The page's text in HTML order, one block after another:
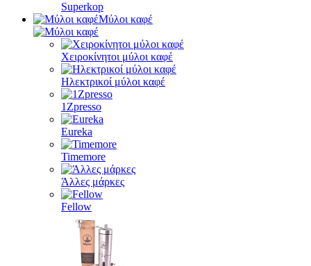
Superkop
Μύλοι καφέ
Χειροκίνητοι μύλοι καφέ
Ηλεκτρικοί μύλοι καφέ
1Zpresso
Eureka
Timemore
Άλλες μάρκες
Fellow